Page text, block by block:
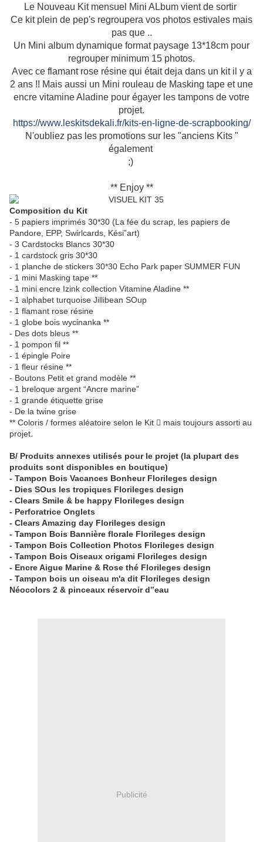
Le Nouveau Kit mensuel Mini ALbum vient de sortir
Ce kit plein de pep's regroupera vos photos estivales mais
pas que ..
Un Mini album dynamique format paysage 13*18cm pour
regrouper minimum 15 photos.
Avec ce flamant rose résine qui était deja dans un kit il y a
2 ans !! Mais aussi un Mini rouleau de Masking tape et une
encre vitamine Aladine pour égayer les tampons de votre
projet.
https://www.leskitsdekali.fr/kits-en-ligne-de-scrapbooking/
N'oubliez pas les promotions sur les "anciens Kits "
également
;)
** Enjoy **
Composition du Kit
- 5 papiers imprimés 30*30 (La fée du scrap, les papiers de
Pandore, EPP, Swirlcards, Kési‟art)
- 3 Cardstocks Blancs 30*30
- 1 cardstock gris 30*30
- 1 planche de stickers 30*30 Echo Park paper SUMMER FUN
- 1 mini Masking tape **
- 1 mini encre Izink collection Vitamine Aladine **
- 1 alphabet turquoise Jillibean SOup
- 1 flamant rose résine
- 1 globe bois wycinanka **
- Des dots bleus **
- 1 pompon fil **
- 1 épingle Poire
- 1 fleur résine **
- Boutons Petit et grand modèle **
- 1 breloque argent “Ancre marine”
- 1 grande étiquette grise
- De la twine grise
** Coloris / formes aléatoire selon le Kit  mais toujours assorti au
projet.
B/ Produits annexes utilisés pour le projet (la plupart des
produits sont disponibles en boutique)
- Tampon Bois Vacances Bonheur Florileges design
- Dies SOus les tropiques Florileges design
- Clears Smile & be happy Florileges design
- Perforatrice Onglets
- Clears Amazing day Florileges design
- Tampon Bois Bannière florale Florileges design
- Tampon Bois Collection Photos Florileges design
- Tampon Bois Oiseaux origami Florileges design
- Encre Aigue Marine & Rose thé Florileges design
- Tampon bois un oiseau m'a dit Florileges design
Néocolors 2 & pinceaux réservoir d‟eau
Publicité